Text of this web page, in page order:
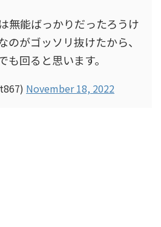
無能ばっかりだったろうけ
のがゴッソリ抜けたから、
も回ると思います。
November 18, 2022